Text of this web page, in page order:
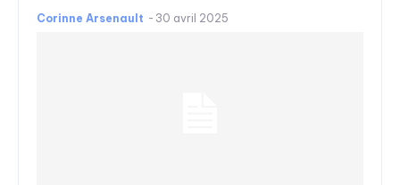
Corinne Arsenault - 30 avril 2025